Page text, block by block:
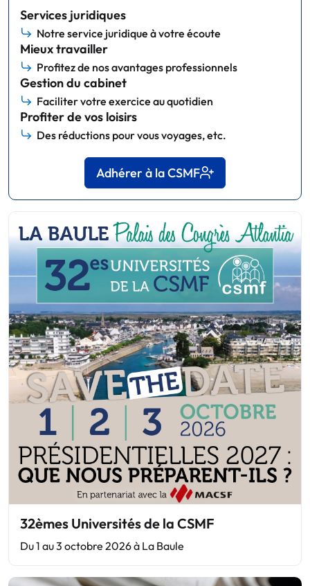
Services juridiques
Notre service juridique à votre écoute
Mieux travailler
Profitez de nos avantages professionnels
Gestion du cabinet
Faciliter votre exercice au quotidien
Profiter de vos loisirs
Des réductions pour vous voyages, etc.
Adhérer à la CSMF
32èmes Universités de la CSMF
Du 1 au 3 octobre 2026 à La Baule